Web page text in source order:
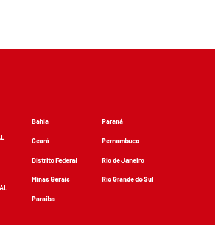
Bahia
Ceará
Distrito Federal
Minas Gerais
Paraíba
Paraná
Pernambuco
Rio de Janeiro
Rio Grande do Sul